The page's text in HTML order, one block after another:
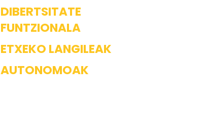
DIBERTSITATE
FUNTZIONALA
ETXEKO LANGILEAK
AUTONOMOAK